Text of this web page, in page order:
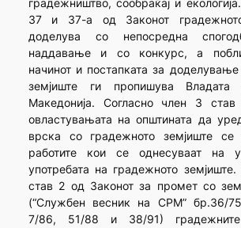
градежништво, сообраќај и
37 и 37-а од Законот
доделува со непосредна
наддавање и со конкурс, а
начинот и постапката за
земјиште ги пропишува Владата
Македонија. Согласно член 3
овластувањата на општината да
врска со градежното земјиште се
работите кои се однесуваат на
употребата на градежното
став 2 од Законот за промет со
(“Службен весник на СРМ” бр.36/
7/86, 51/88 и 38/91)